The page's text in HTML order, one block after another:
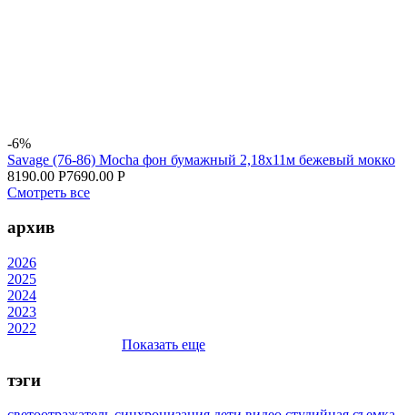
-6%
Savage (76-86) Mocha фон бумажный 2,18x11м бежевый мокко
8190.00 Р7690.00 Р
Смотреть все
архив
2026
2025
2024
2023
2022
Показать еще
тэги